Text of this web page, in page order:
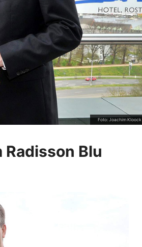
Foto: Joachim Kloock
Blu